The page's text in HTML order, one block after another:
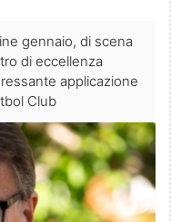
gennaio, di scena
di eccellenza
applicazione
Club